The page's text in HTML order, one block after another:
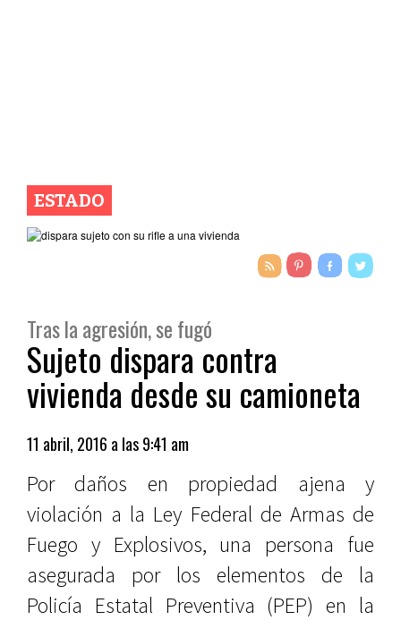
ESTADO
Tras la agresión, se fugó
Sujeto dispara contra
vivienda desde su camioneta
11 abril, 2016 a las 9:41 am
Por daños en propiedad ajena y
violación a la Ley Federal de Armas de
Fuego y Explosivos, una persona fue
asegurada por los elementos de la
Policía Estatal Preventiva (PEP) en la